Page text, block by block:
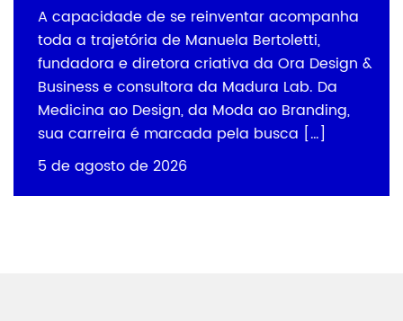
A capacidade de se reinventar acompanha
toda a trajetória de Manuela Bertoletti,
fundadora e diretora criativa da Ora Design &
Business e consultora da Madura Lab. Da
Medicina ao Design, da Moda ao Branding,
sua carreira é marcada pela busca […]
5 de agosto de 2026